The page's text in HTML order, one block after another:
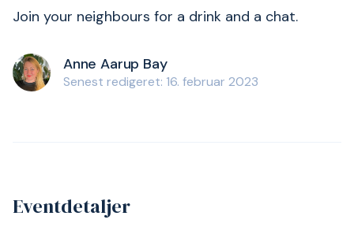
Join your neighbours for a drink and a chat.
Anne Aarup Bay
Senest redigeret: 16. februar 2023
Eventdetaljer